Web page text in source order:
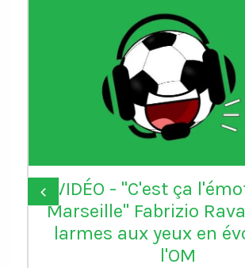
VIDÉO - "C'est ça
Marseille" Fabrizio
larmes aux yeux en
l'OM
‹